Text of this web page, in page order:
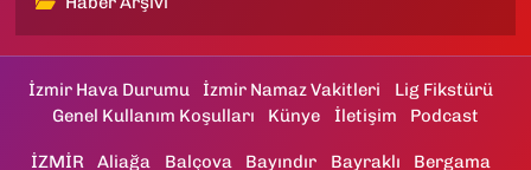
İzmir Hava Durumu İzmir Namaz Vakitleri
Lig Fikstürü
Genel Kullanım Koşulları
Künye İletişim Podcast
İZMİR Aliağa Balçova Bayındır Bayraklı Bergama